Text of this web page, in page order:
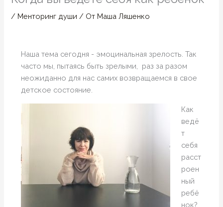
/ Менторинг души / От Маша Ляшенко
Наша тема сегодня - эмоцинальная зрелость. Так
часто мы, пытаясь быть зрелыми, раз за разом
неожиданно для нас самих возвращаемся в свое
детское состояние.
Как
ведё
т
себя
расст
роен
ный
ребё
нок?